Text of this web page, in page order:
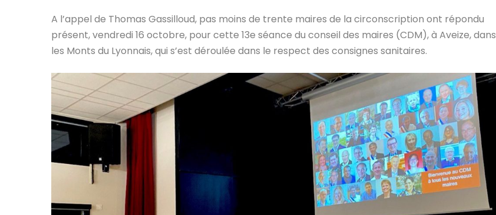
A l’appel de Thomas Gassilloud, pas moins de trente maires de la circonscription ont répondu
présent, vendredi 16 octobre, pour cette 13e séance du conseil des maires (CDM), à Aveize, dans
les Monts du Lyonnais, qui s’est déroulée dans le respect des consignes sanitaires.